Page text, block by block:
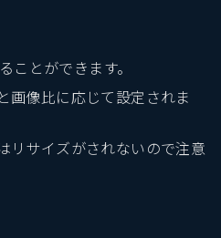
ことができます。
像比に応じて設定されま
リサイズがされないので注意